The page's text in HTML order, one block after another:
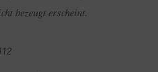
bezeugt erscheint.